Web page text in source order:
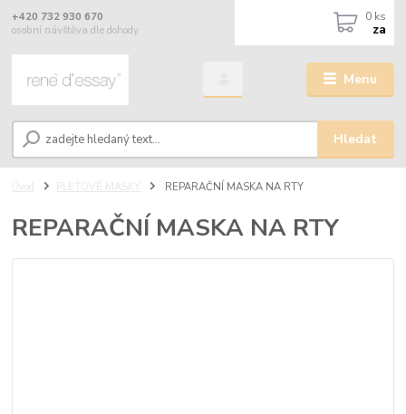
Menu
Hledat
+420 732 930 670
osobní návštěva dle dohody
0 ks
za
Úvod PLEŤOVÉ MASKY REPARAČNÍ MASKA NA RTY
REPARAČNÍ MASKA NA RTY